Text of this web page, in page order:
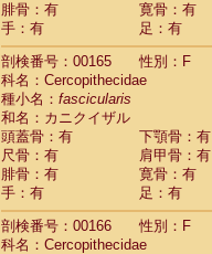
腓骨：有
寛骨：有
手：有
足：有
剖検番号：00165
性別：F
科名：Cercopithecidae
種小名： fascicularis
和名：カニクイザル
頭蓋骨：有
下顎骨：有
尺骨：有
肩甲骨：有
腓骨：有
寛骨：有
手：有
足：有
剖検番号：00166
性別：F
科名：Cercopithecidae